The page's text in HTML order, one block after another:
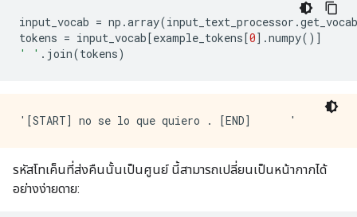
input_vocab = np .array(input_text_processor .
tokens = input_vocab[example_tokens[0].numpy()]
' ' . join(tokens)
รหัสโทเค็นที่ส่งคืนนั้นเป็นศูนย์ นี้สามารถเปลี่ยนเป็นหน้ากากได้
อย่างง่ายดาย: